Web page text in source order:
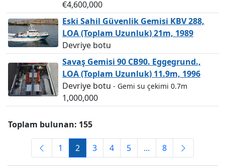
€4,600,000
Eski Sahil Güvenlik Gemisi KBV 288,
LOA (Toplam Uzunluk) 21m, 1989
Devriye botu
Savaş Gemisi 90 CB90. Eggegrund.,
LOA (Toplam Uzunluk) 11.9m, 1996
Devriye botu - Gemi su çekimi 0.7m
1,000,000
Toplam bulunan: 155
1 2 3 4 5 ... 8